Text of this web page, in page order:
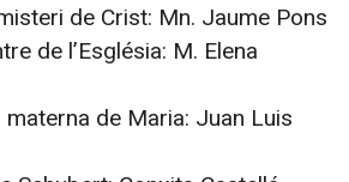
de Crist: Mn. Jaume Pons
de l’Església: M. Elena
materna de Maria: Juan Luis